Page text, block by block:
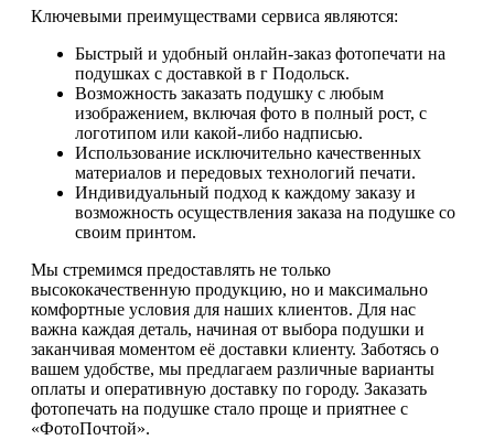
Ключевыми преимуществами сервиса являются:
Быстрый и удобный онлайн-заказ фотопечати на
подушках с доставкой в г Подольск.
Возможность заказать подушку с любым
изображением, включая фото в полный рост, с
логотипом или какой-либо надписью.
Использование исключительно качественных
материалов и передовых технологий печати.
Индивидуальный подход к каждому заказу и
возможность осуществления заказа на подушке со
своим принтом.
Мы стремимся предоставлять не только
высококачественную продукцию, но и максимально
комфортные условия для наших клиентов. Для нас
важна каждая деталь, начиная от выбора подушки и
заканчивая моментом её доставки клиенту. Заботясь о
вашем удобстве, мы предлагаем различные варианты
оплаты и оперативную доставку по городу. Заказать
фотопечать на подушке стало проще и приятнее с
«ФотоПочтой».